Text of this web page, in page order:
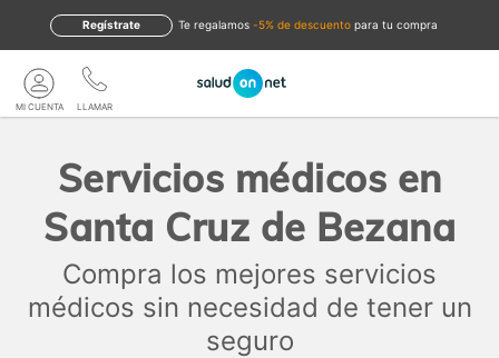
te regalamos -5% de descuento para tu compra
Regístrate
LLAMAR
MI CUENTA
Servicios médicos en
Santa Cruz de Bezana
Compra los mejores servicios
médicos sin necesidad de tener un
seguro